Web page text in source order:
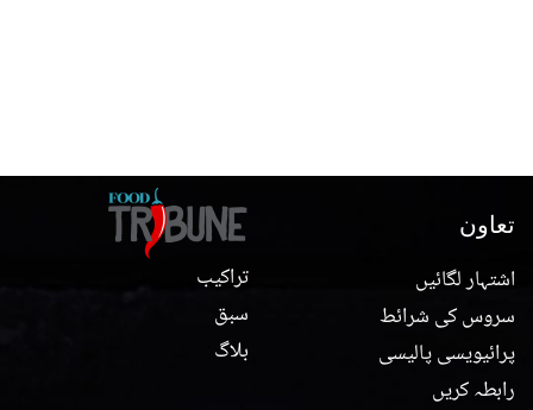
تراکیب
سبق
بلاگ
تعاون
اشتہار لگائیں
سروس کی شرائط
پرائیویسی پالیسی
رابطہ کریں